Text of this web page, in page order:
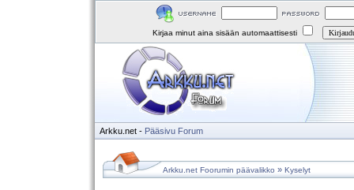
Kirjaa minut aina sisään automaattisesti
Arkku.net - Pääsivu Forum
Arkku.net Foorumin päävalikko » Kyselyt